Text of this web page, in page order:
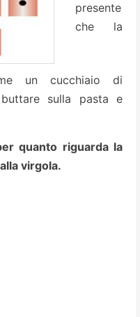
presente
che la
un cucchiaio di
sulla pasta e
quanto riguarda la
virgola.